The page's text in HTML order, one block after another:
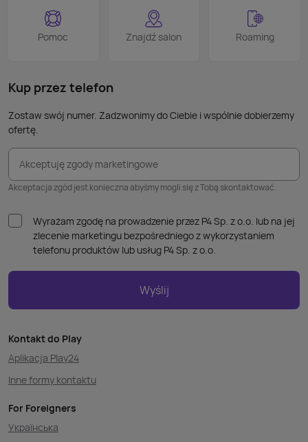
Pomoc Znajdź salon Roaming
Kup przez telefon
Zostaw swój numer. Zadzwonimy do Ciebie i wspólnie dobierzemy
ofertę.
Akceptuję zgody marketingowe
Akceptacja zgód jest konieczna abyśmy mogli się z Tobą skontaktować.
Wyrażam zgodę na prowadzenie przez P4 Sp. z o.o. lub na jej
zlecenie marketingu bezpośredniego z wykorzystaniem
telefonu produktów lub usług P4 Sp. z o.o.
Wyślij
Kontakt do Play
Aplikacja Play24
Inne formy kontaktu
For Foreigners
Українська